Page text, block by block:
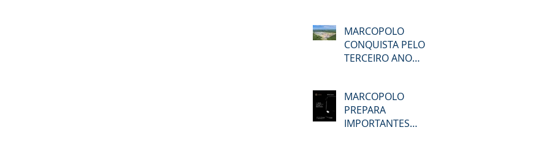
MARCOPOLO
CONQUISTA PELO
TERCEIRO ANO
GPTW
MARCOPOLO
PREPARA
IMPORTANTES